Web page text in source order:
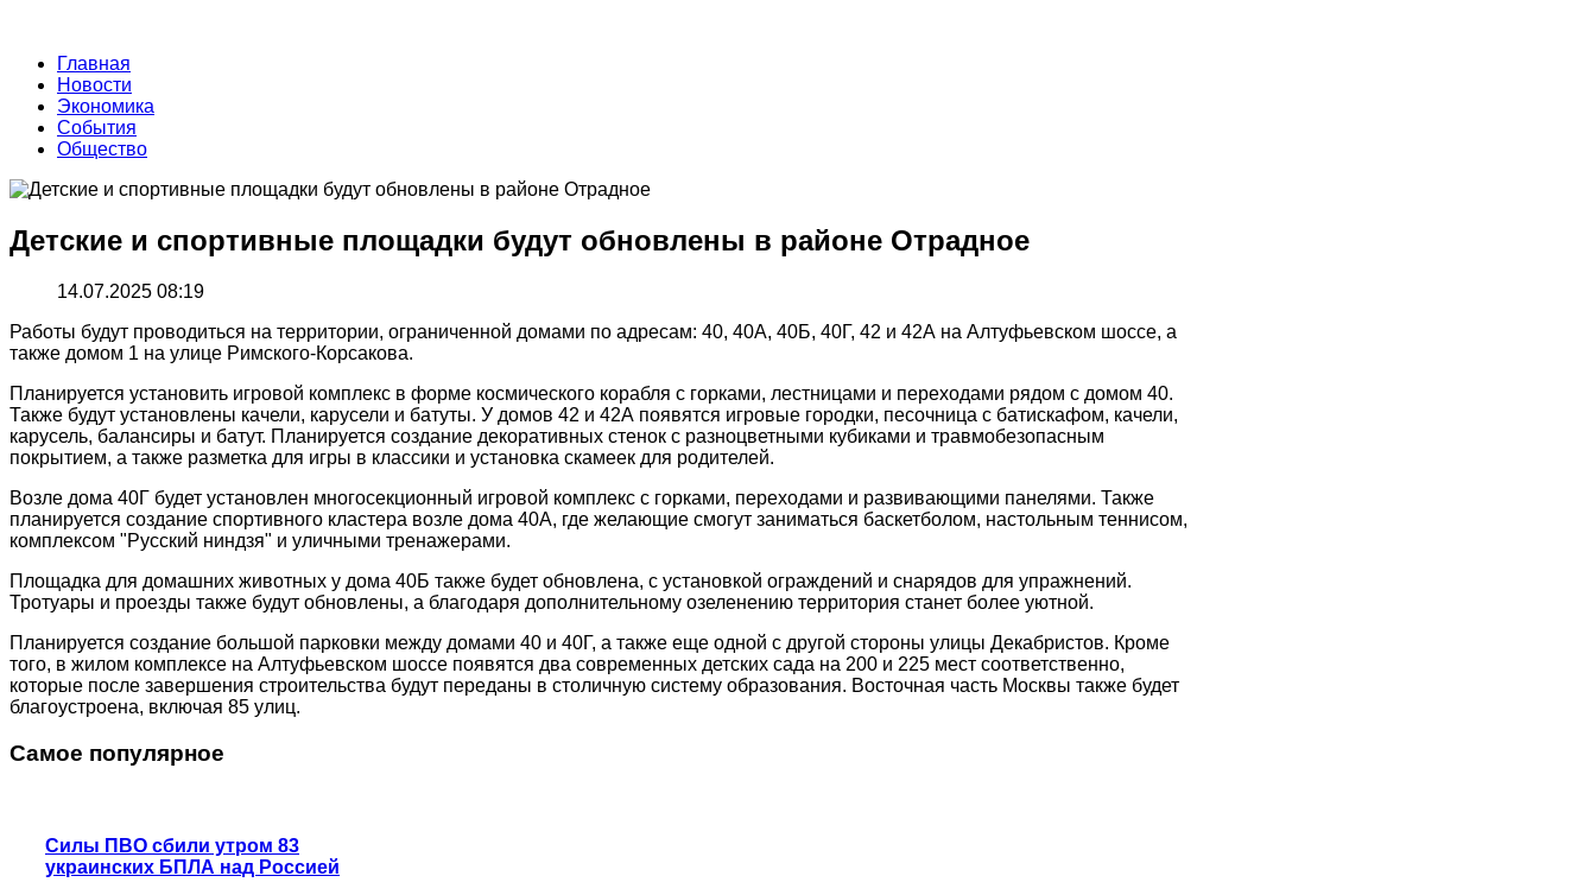
Главная
Новости
Экономика
События
Общество
Детские и спортивные площадки будут обновлены в районе Отрадное
14.07.2025 08:19
Работы будут проводиться на территории, ограниченной домами по адресам: 40, 40А, 40Б, 40Г, 42 и 42А на Алтуфьевском шоссе, а
также домом 1 на улице Римского-Корсакова.
Планируется установить игровой комплекс в форме космического корабля с горками, лестницами и переходами рядом с домом 40.
Также будут установлены качели, карусели и батуты. У домов 42 и 42А появятся игровые городки, песочница с батискафом, качели,
карусель, балансиры и батут. Планируется создание декоративных стенок с разноцветными кубиками и травмобезопасным
покрытием, а также разметка для игры в классики и установка скамеек для родителей.
Возле дома 40Г будет установлен многосекционный игровой комплекс с горками, переходами и развивающими панелями. Также
планируется создание спортивного кластера возле дома 40А, где желающие смогут заниматься баскетболом, настольным теннисом,
комплексом "Русский ниндзя" и уличными тренажерами.
Площадка для домашних животных у дома 40Б также будет обновлена, с установкой ограждений и снарядов для упражнений.
Тротуары и проезды также будут обновлены, а благодаря дополнительному озеленению территория станет более уютной.
Планируется создание большой парковки между домами 40 и 40Г, а также еще одной с другой стороны улицы Декабристов. Кроме
того, в жилом комплексе на Алтуфьевском шоссе появятся два современных детских сада на 200 и 225 мест соответственно,
которые после завершения строительства будут переданы в столичную систему образования. Восточная часть Москвы также будет
благоустроена, включая 85 улиц.
Самое популярное
Силы ПВО сбили утром 83
украинских БПЛА над Россией